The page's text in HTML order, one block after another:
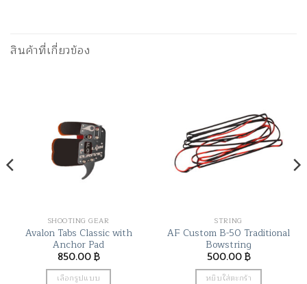
สินค้าที่เกี่ยวข้อง
SHOOTING GEAR
Avalon Tabs Classic with
Anchor Pad
850.00฿
เลือกรูปแบบ
STRING
AF Custom B-50 Traditional
Bowstring
500.00฿
หยิบใส่ตะกร้า